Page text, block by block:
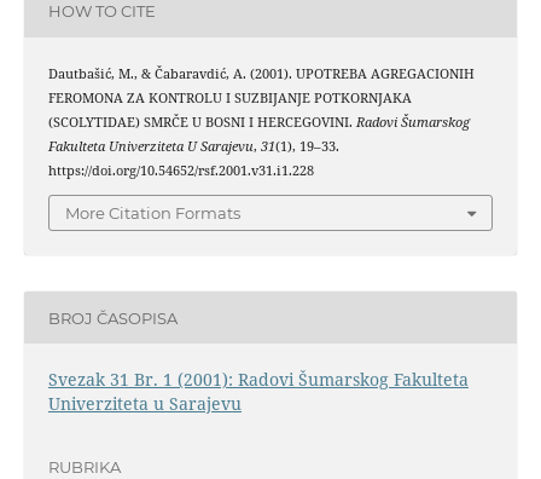
HOW TO CITE
Dautbašić, M., & Čabaravdić, A. (2001). UPOTREBA AGREGACIONIH
FEROMONA ZA KONTROLU I SUZBIJANJE POTKORNJAKA
(SCOLYTIDAE) SMRČE U BOSNI I HERCEGOVINI. Radovi Šumarskog
Fakulteta Univerziteta U Sarajevu, 31(1), 19–33.
https://doi.org/10.54652/rsf.2001.v31.i1.228
More Citation Formats
BROJ ČASOPISA
Svezak 31 Br. 1 (2001): Radovi Šumarskog Fakulteta
Univerziteta u Sarajevu
RUBRIKA